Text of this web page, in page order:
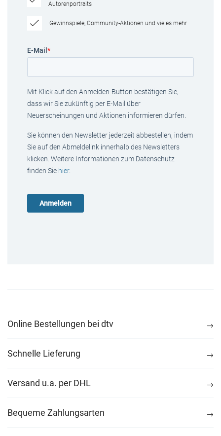
Autorenportraits
Gewinnspiele, Community-Aktionen und vieles mehr
E-Mail *
Mit Klick auf den Anmelden-Button bestätigen Sie,
dass wir Sie zukünftig per E-Mail über
Neuerscheinungen und Aktionen informieren dürfen.
Sie können den Newsletter jederzeit abbestellen, indem
Sie auf den Abmeldelink innerhalb des Newsletters
klicken. Weitere Informationen zum Datenschutz
finden Sie hier.
Online Bestellungen bei dtv
Schnelle Lieferung
Versand u.a. per DHL
Bequeme Zahlungsarten